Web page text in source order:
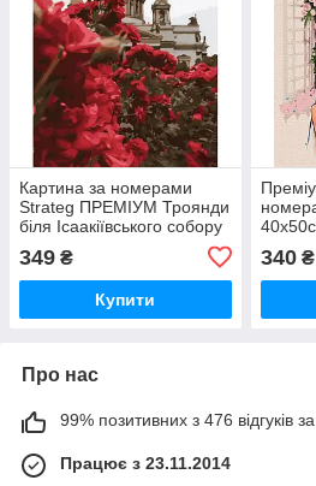
Картина за номерами
Strateg ПРЕМІУМ Троянди
біля Ісаакіївського собору
з лаком розміром 40х50
см (GS1241)
349 ₴
Купити
340₴
Про нас
99% позитивних з 476 відгуків за
Працює з 23.11.2014